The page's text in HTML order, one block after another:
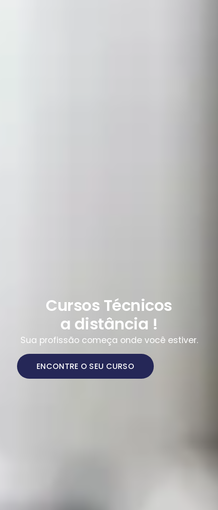
Cursos Técnicos
a distância !
Sua profissão começa onde você estiver.
ENCONTRE O SEU CURSO